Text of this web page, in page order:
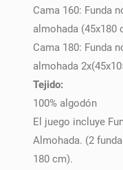
Cama 160: Funda
almohada (45x180
Cama 180: Funda
almohada
Tejido:
100% algodón
El juego incluye
Almohada. (2
180 cm).